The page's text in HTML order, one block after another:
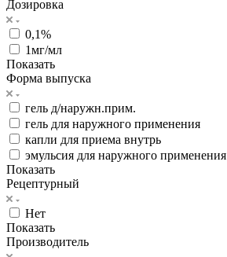
Дозировка
0,1%
1мг/мл
Показать
Форма выпуска
гель д/наружн.прим.
гель для наружного применения
капли для приема внутрь
эмульсия для наружного применения
Показать
Рецептурный
Нет
Показать
Производитель